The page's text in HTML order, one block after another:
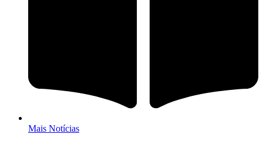
Mais Notícias